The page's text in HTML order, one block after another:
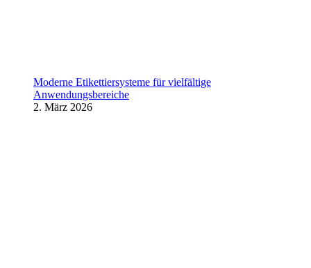
Moderne Etikettiersysteme für vielfältige
Anwendungsbereiche
2. März 2026